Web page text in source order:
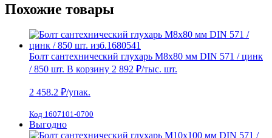
Похожие товары
Болт сантехнический глухарь М8х80 мм DIN 571 / цинк
/ 850 шт. В корзину 2 892 ₽/тыс. шт.
2 458.2 ₽/упак.
Код 1607101-0700
Выгодно